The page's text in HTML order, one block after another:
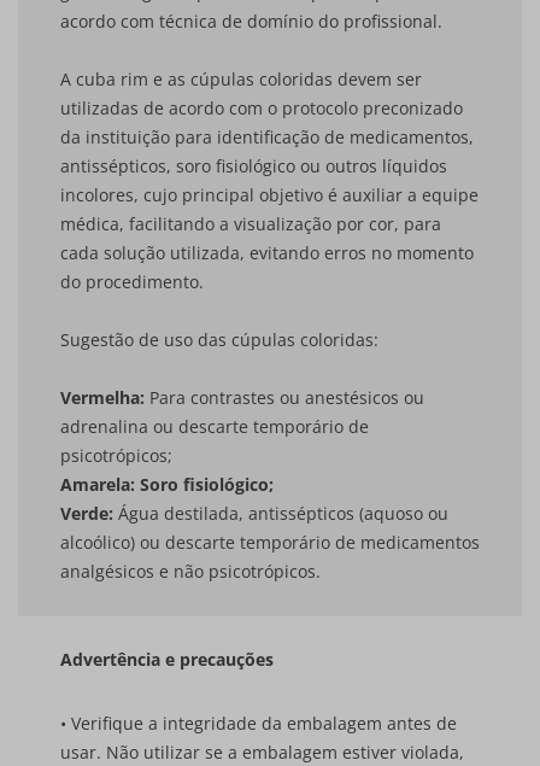
acordo com técnica de domínio do profissional.
A cuba rim e as cúpulas coloridas devem ser
utilizadas de acordo com o protocolo preconizado
da instituição para identificação de medicamentos,
antissépticos, soro fisiológico ou outros líquidos
incolores, cujo principal objetivo é auxiliar a equipe
médica, facilitando a visualização por cor, para
cada solução utilizada, evitando erros no momento
do procedimento.
Sugestão de uso das cúpulas coloridas:
Vermelha: Para contrastes ou anestésicos ou
adrenalina ou descarte temporário de
psicotrópicos;
Amarela: Soro fisiológico;
Verde: Água destilada, antissépticos (aquoso ou
alcoólico) ou descarte temporário de medicamentos
analgésicos e não psicotrópicos.
Advertência e precauções
• Verifique a integridade da embalagem antes de
usar. Não utilizar se a embalagem estiver violada,